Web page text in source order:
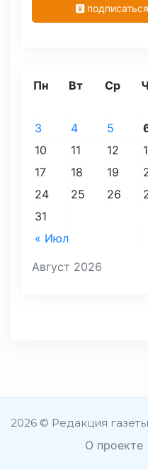
Август 2026
Пн Вт Ср
« Июл
3
4 5
10
11 12
17
18 19
24
25 26
31
2026 © Редакция
О проекте